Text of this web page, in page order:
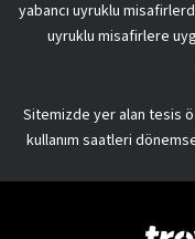
yabancı uyruklu
uyruklu misafirlere
Sitemizde yer alan tesis
kullanım saatleri